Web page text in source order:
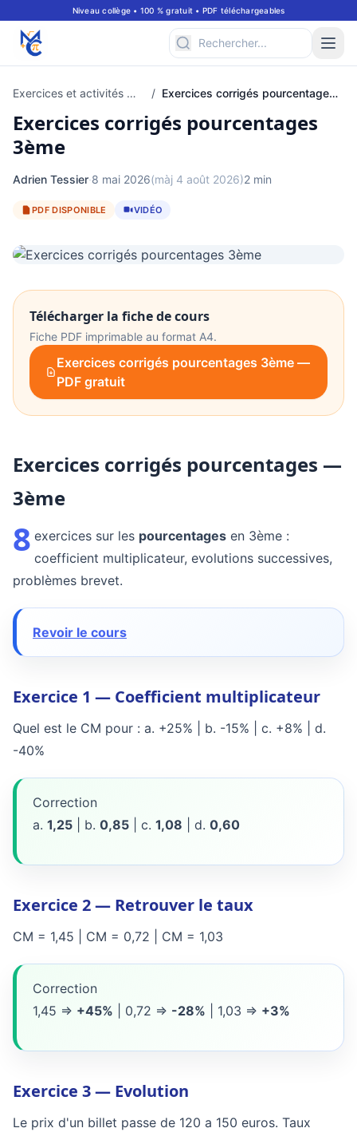
Niveau collège • 100 % gratuit • PDF téléchargeables
Exercices et activités mathématiques pour classe de 3ème / Exercices corrigés pourcentages 3ème
Exercices corrigés pourcentages
3ème
Adrien Tessier·8 mai 2026(màj 4 août 2026)2 min
PDF DISPONIBLE VIDÉO
Télécharger la fiche de cours
Fiche PDF imprimable au format A4.
Exercices corrigés pourcentages 3ème —
PDF gratuit
Exercices corrigés pourcentages —
3ème
8 exercices sur les pourcentages en 3ème :
coefficient multiplicateur, evolutions successives,
problèmes brevet.
Revoir le cours
Exercice 1 — Coefficient multiplicateur
Quel est le CM pour : a. +25% | b. -15% | c. +8% | d.
-40%
Correction
a. 1,25 | b. 0,85 | c. 1,08 | d. 0,60
Exercice 2 — Retrouver le taux
CM = 1,45 | CM = 0,72 | CM = 1,03
Correction
1,45 => +45% | 0,72 => -28% | 1,03 => +3%
Exercice 3 — Evolution
Le prix d'un billet passe de 120 a 150 euros. Taux